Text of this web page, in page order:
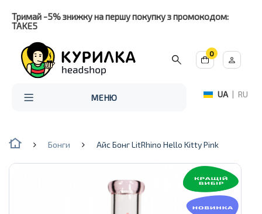
Тримай -5% знижку на першу покупку з промокодом:
TAKE5
0
МЕНЮ UA | RU
Бонги Айс Бонг LitRhino Hello Kitty Pink